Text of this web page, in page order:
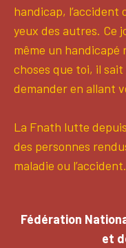
handicap,
yeux des autres. Ce
même un handicapé
choses que toi, il
demander en allant
La Fnath lutte
des personnes
maladie ou l’accident.
Fédération
et